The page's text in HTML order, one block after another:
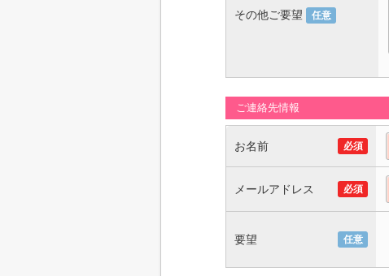
その他ご要望 任意
ご連絡先情報
お名前 必須
メールアドレス 必須
要望 任意